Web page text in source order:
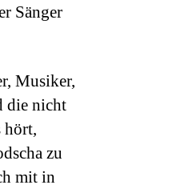
Sänger
Musiker,
die nicht
hört,
zu
mit in